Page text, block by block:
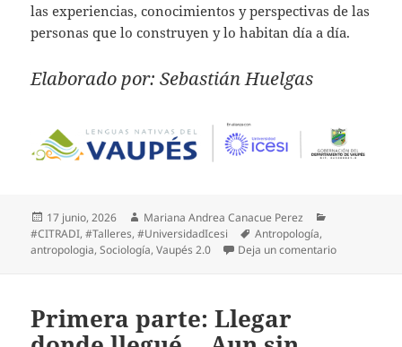
las experiencias, conocimientos y perspectivas de las
personas que lo construyen y lo habitan día a día.
Elaborado por: Sebastián Huelgas
17 junio, 2026
Mariana Andrea Canacue Perez
#CITRADI,#Talleres,#UniversidadIcesi Antropología,
antropologia,Sociología,Vaupés 2.0 Deja un comentario
Primera parte: Llegar